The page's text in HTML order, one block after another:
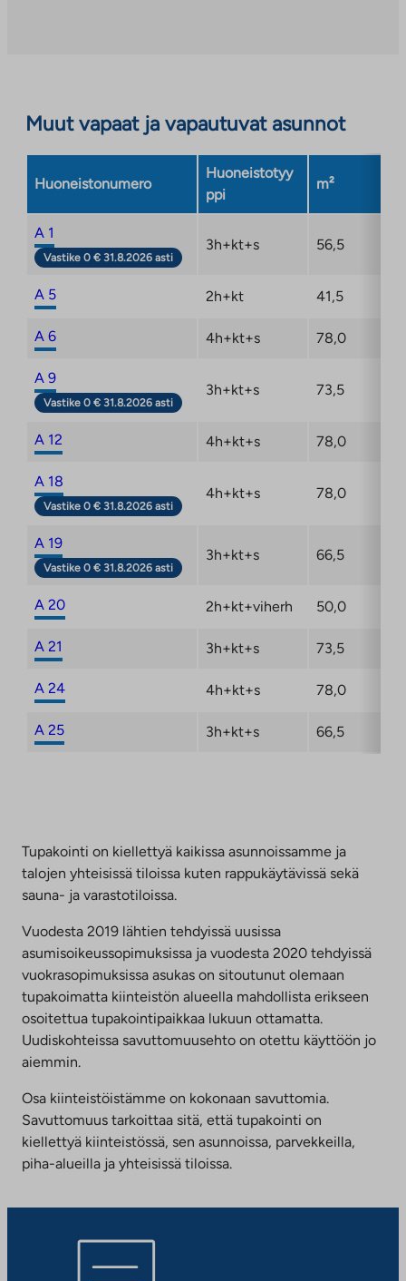
Muut vapaat ja vapautuvat asunnot
Huoneistonumero
Huoneistotyy
ppi
m²
A 1
Vastike 0 € 31.8.2026 asti
3h+kt+s 56,5
A 5 2h+kt 41,5
A 6 4h+kt+s 78,0
A 9
Vastike 0 € 31.8.2026 asti
3h+kt+s 73,5
A 12 4h+kt+s 78,0
A 18
Vastike 0 € 31.8.2026 asti
4h+kt+s 78,0
A 19
Vastike 0 € 31.8.2026 asti
3h+kt+s 66,5
A 20 2h+kt+viherh 50,0
A 21 3h+kt+s 73,5
A 24 4h+kt+s 78,0
A 25 3h+kt+s 66,5
Tupakointi on kiellettyä kaikissa asunnoissamme ja
talojen yhteisissä tiloissa kuten rappukäytävissä sekä
sauna- ja varastotiloissa.
Vuodesta 2019 lähtien tehdyissä uusissa
asumisoikeussopimuksissa ja vuodesta 2020 tehdyissä
vuokrasopimuksissa asukas on sitoutunut olemaan
tupakoimatta kiinteistön alueella mahdollista erikseen
osoitettua tupakointipaikkaa lukuun ottamatta.
Uudiskohteissa savuttomuusehto on otettu käyttöön jo
aiemmin.
Osa kiinteistöistämme on kokonaan savuttomia.
Savuttomuus tarkoittaa sitä, että tupakointi on
kiellettyä kiinteistössä, sen asunnoissa, parvekkeilla,
piha-alueilla ja yhteisissä tiloissa.